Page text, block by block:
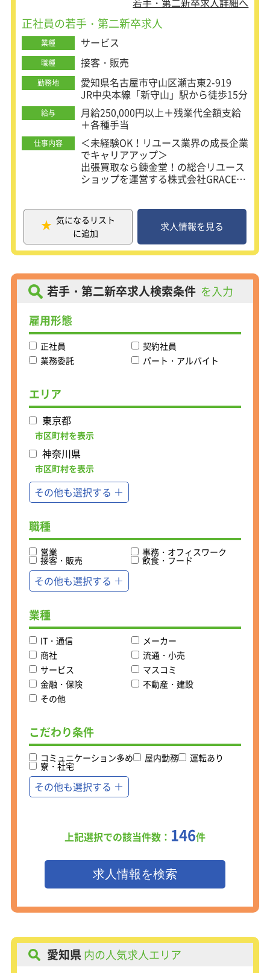
＜高年収を目指せる！同年代よりも早
く昇進可能＞
リユース店「錬金堂」は、2019年3月
にスタートし、1年半で40店舗を展
開。
不況下でも強いビジネスとして成長し
てきました。
メンバーから店舗責任者として、
ゆくゆくはエリアマネージャーやSVと
して活躍頂ける環境を用意していま
す。
将来は自分の店を持って独立し、経営
者として活躍することもできますよ！
「ニッチなものは意外とネットだと売
れる！」
「この商品は店舗で地元の人向けに販
売にしよう」
に送ろう」
などなど、販売先によって意外な物が
高値になる・飛ぶように売れる面白さ
リユース業界の市場規模は2.4兆円とも
いわれ、フリマアプリ等の浸透により
需要も供給もこれから活発に伸びてい
人と話すのが好き、接客が好きという
お客様に誠実に接することができる素
直な性格の方が錬金堂のビジネスに向
いています。
少しでも気になった方は是非ご応募く
ださい。
ざっくばらんにお話できればと思いま
す！
正社員の若手・第二新卒求人
業種 サービス
職種 接客・販売
勤務地
愛知県名古屋市守山区瀬古東2-919
JR中央本線「新守山」駅から徒歩15分
給与
月給250,000円以上＋残業代全額支給
＋各種手当
仕事内容
＜未経験OK！リユース業界の成長企業
でキャリアアップ＞
出張買取なら錬金堂！の総合リユース
ショップを運営する株式会社GRACE。
け、
社用車でお客様の元に伺い不用品を買
い取る出張買取のお仕事をお任せしま
す。
★宝探しのようなワクワク感のあるお
仕事！
★飛び込み営業やテレアポは一切な
★年功序列なしの平等な評価体制
★20代メンバーが活躍中！
は・・・＞
入社後は最長1ヶ月のOJT研修を実
施。
先輩に同行し、仕事の流れを学びま
す。
・今まで買取という仕事をした事なん
らない
という方もご安心ください。
お客様との話し方から査定の方法、売
れる商品の見極め方まで覚えてからひ
査定できるので安心ですよ。
＜高年収を目指せる！同年代よりも早
く昇進可能＞
リユース店「錬金堂」は、2019年3月
にスタートし、1年半で40店舗を展
メンバーから店舗責任者として、
ゆくゆくはエリアマネージャーやSVと
して活躍頂ける環境を用意していま
将来は自分の店を持って独立し、経営
者として活躍することもできますよ！
選定もお任せします！
「ニッチなものは意外とネットだと売
「この商品は店舗で地元の人向けに販
売にしよう」
「これはタイで人気な製品だからタイ
などなど、販売先によって意外な物が
を実感できます！
リユース業界の市場規模は2.4兆円とも
気になるリスト
に追加
求人情報を見る
若手・第二新卒求人検索条件 を入力
雇用形態
正社員
契約社員
業務委託
パート・アルバイト
エリア
東京都
市区町村を表示
神奈川県
市区町村を表示
その他も選択する
職種
営業 事務・オフィスワーク
接客・販売 飲食・フード
その他も選択する
業種
IT・通信
メーカー
商社
流通・小売
サービス
マスコミ
金融・保険
不動産・建設
その他
こだわり条件
コミュニケーション多め 屋内勤務 運転あり
寮・社宅
その他も選択する
上記選択での該当件数： 146件
愛知県 内の人気求人エリア